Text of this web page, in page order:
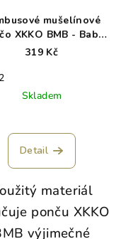
mušelínové
XKKO BMB - Baby
Pink
319 Kč
Skladem
Detail
materiál
ponču XKKO
výjimečné